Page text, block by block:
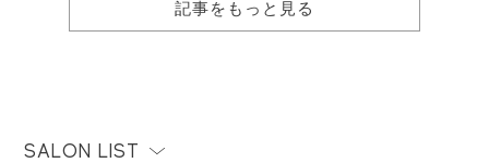
記事をもっと見る
SALON LIST